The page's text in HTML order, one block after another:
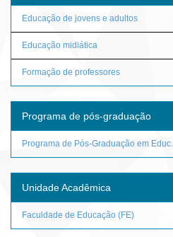
Educação de jovens e adultos
Educação midiática
Formação de professores
Programa de pós-graduação
Programa de Pós-Graduação em Educ...
Unidade Acadêmica
Faculdade de Educação (FE)